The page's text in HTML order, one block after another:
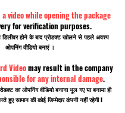
video while opening the package
for verification purposes.
होने के बाद प्रोडक्ट खोलने से पहले अवश्य
ओपनिंग वीडियो बनाएं ।
Videomay result in the company
for any internal damage.
का ओपनिंग वीडियो बनाना भूल गए या बनाया ही
हुए सामान की कोई जिम्मेदार कंपनी नहीं रहेगी I